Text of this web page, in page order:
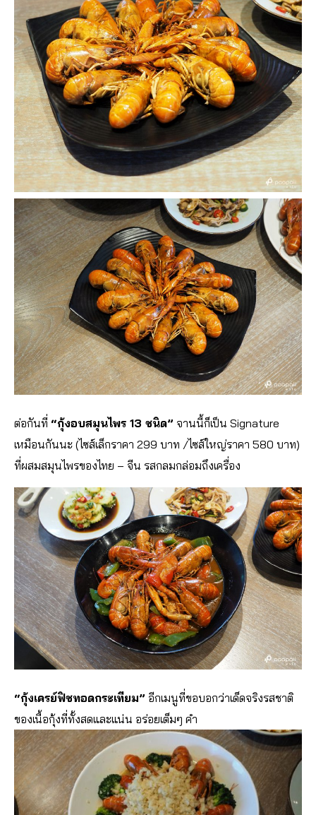
ต่อกันที่ “กุ้งอบสมุนไพร 13 ชนิด” จานนี้ก็เป็น Signature
เหมือนกันนะ (ไซส์เล็กราคา 299 บาท /ไซส์ใหญ่ราคา 580 บาท)
ที่ผสมสมุนไพรของไทย – จีน รสกลมกล่อมถึงเครื่อง
“กุ้งเครย์ฟิชทอดกระเทียม” อีกเมนูที่ขอบอกว่าเด็ดจริงรสชาติ
ของเนื้อกุ้งที่ทั้งสดและแน่น อร่อยเต็มๆ คำ